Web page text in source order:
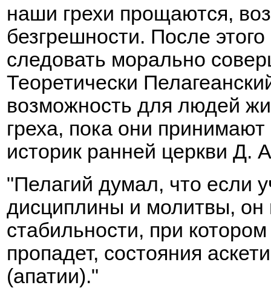
наши грехи прощаются,
безгрешности. После
следовать морально
Теоретически
возможность для людей
греха, пока они
историк ранней церкви Д.
"Пелагий думал, что если
дисциплины и молитвы, он
стабильности, при
пропадет, состояния
(апатии)."